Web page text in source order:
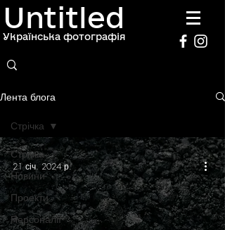
Untitled
Українська фотографія
Лента блога
Стрічка
Новини
Проекти
Персоналії
Стрічка
21 січ. 2024 р.